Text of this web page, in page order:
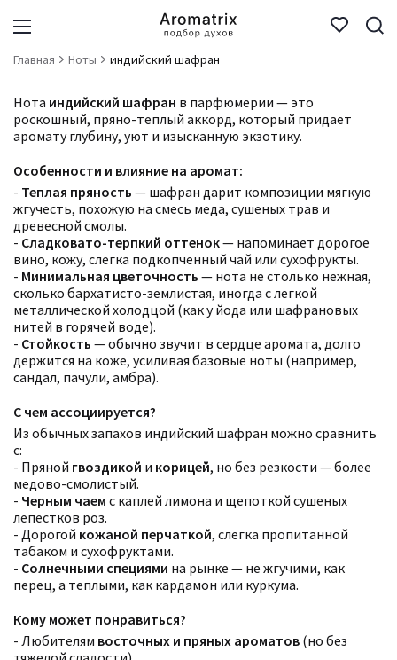
Главная Ноты индийский шафран
Нота индийский шафран в парфюмерии — это
роскошный, пряно-теплый аккорд, который придает
аромату глубину, уют и изысканную экзотику.
Особенности и влияние на аромат:
- Теплая пряность — шафран дарит композиции мягкую
жгучесть, похожую на смесь меда, сушеных трав и
древесной смолы.
- Сладковато-терпкий оттенок— напоминает дорогое
вино, кожу, слегка подкопченный чай или сухофрукты.
- Минимальная цветочность — нота не столько нежная,
сколько бархатисто-землистая, иногда с легкой
металлической холодцой (как у йода или шафрановых
нитей в горячей воде).
- Стойкость — обычно звучит в сердце аромата, долго
держится на коже, усиливая базовые ноты (например,
сандал, пачули, амбра).
С чем ассоциируется?
Из обычных запахов индийский шафран можно сравнить
с:
- Пряной гвоздикой и корицей, но без резкости — более
медово-смолистый.
- Черным чаем с каплей лимона и щепоткой сушеных
лепестков роз.
- Дорогой кожаной перчаткой, слегка пропитанной
табаком и сухофруктами.
- Солнечными специями на рынке — не жгучими, как
перец, а теплыми, как кардамон или куркума.
Кому может понравиться?
- Любителям восточных и пряных ароматов (но без